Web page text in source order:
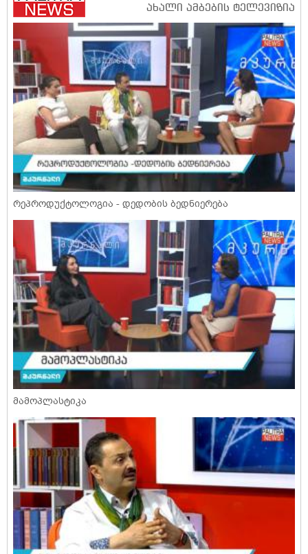
რეპროდუქტოლოგია - დედობის ბედნიერება
მამოპლასტიკა